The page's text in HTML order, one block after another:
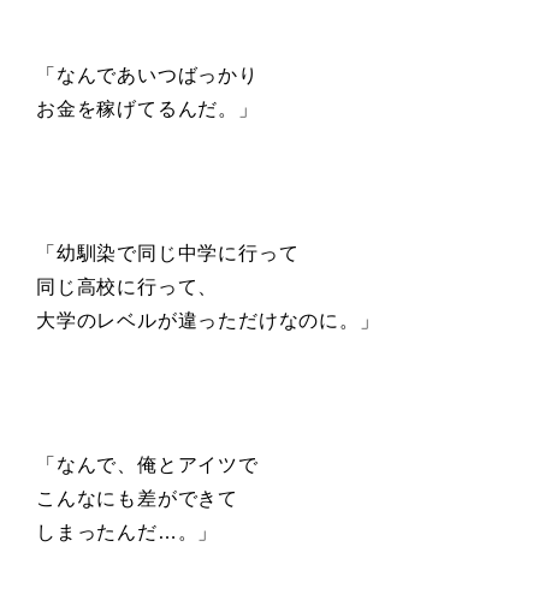
「なんであいつばっかり
お金を稼げてるんだ。」
「幼馴染で同じ中学に行って
同じ高校に行って、
大学のレベルが違っただけなのに。」
「なんで、俺とアイツで
こんなにも 差ができて
しまったんだ…。」